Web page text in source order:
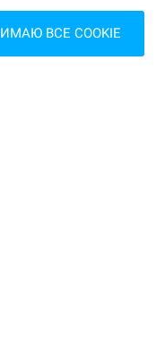
ВСЕ COOKIE